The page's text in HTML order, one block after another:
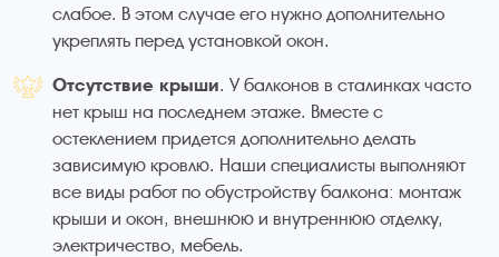
слабое. В этом случае его нужно дополнительно
укреплять перед установкой окон.
Отсутствие крыши. У балконов в сталинках часто
нет крыш на последнем этаже. Вместе с
остеклением придется дополнительно делать
зависимую кровлю. Наши специалисты выполняют
все виды работ по обустройству балкона: монтаж
крыши и окон, внешнюю и внутреннюю отделку,
электричество, мебель.